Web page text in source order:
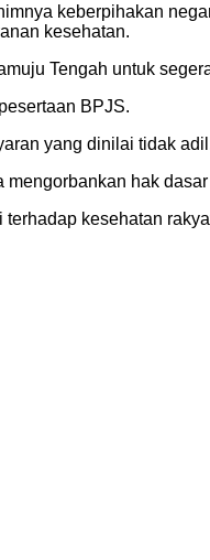
keberpihakan
kesehatan.
Tengah untuk
BPJS.
yang dinilai tidak
hak
kesehatan